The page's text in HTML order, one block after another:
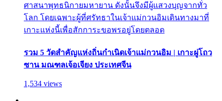
ศาสนาพุทธนิกายมหายาน ดังนั้นจึงมีผู้แสวงบุญจากทั่ว
โลก โดยเฉพาะผู้ที่ศรัทธาในเจ้าแม่กวนอิมเดินทางมาที่
เกาะแห่งนี้เพื่อสักการะขอพรอยู่โดยตลอด
รวม 5 วัดสำคัญแห่งถิ่นกำเนิดเจ้าแม่กวนอิม | เกาะผู่โถว
ซาน มณฑลเจ้อเจียง ประเทศจีน
1,534 views